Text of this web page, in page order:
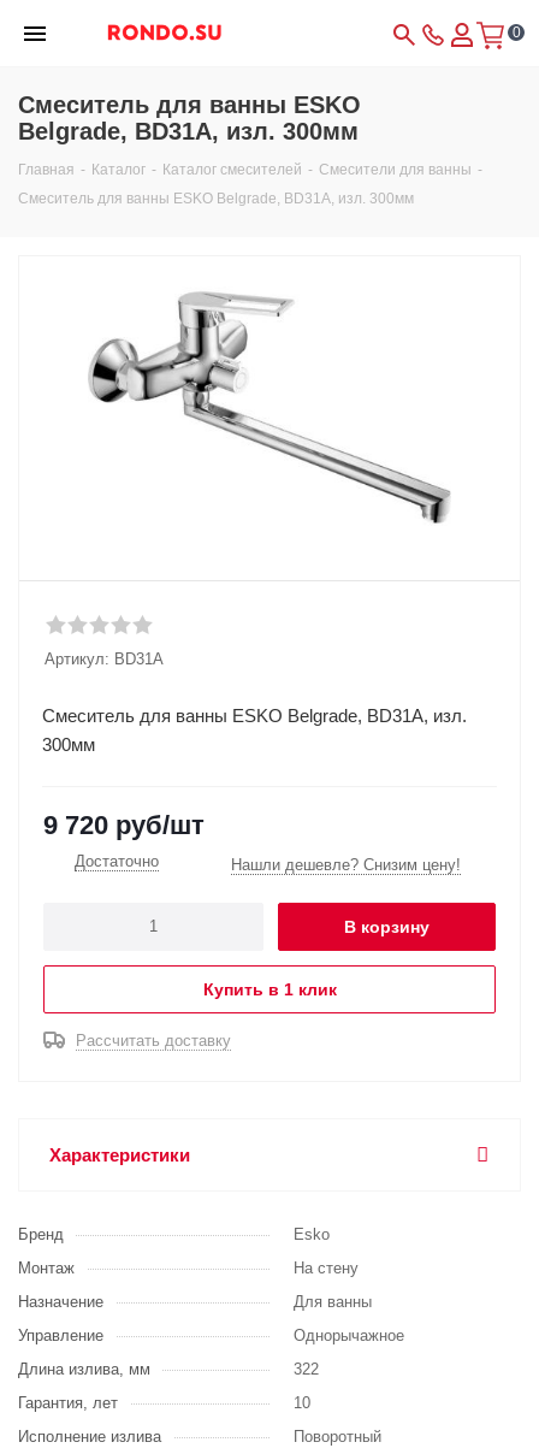
0
Смеситель для ванны ESKO
Belgrade, BD31A, изл. 300мм
Главная - Каталог - Каталог смесителей - Смесители для ванны -
Смеситель для ванны ESKO Belgrade, BD31A, изл. 300мм
Артикул: BD31A
Смеситель для ванны ESKO Belgrade, BD31A, изл.
300мм
9 720 руб/шт
Достаточно Нашли дешевле? Снизим цену!
В корзину
Купить в 1 клик
Рассчитать доставку
Характеристики
Бренд
Esko
Монтаж
На стену
Назначение
Для ванны
Управление
Однорычажное
Длина излива, мм
322
Гарантия, лет
10
Исполнение излива
Поворотный